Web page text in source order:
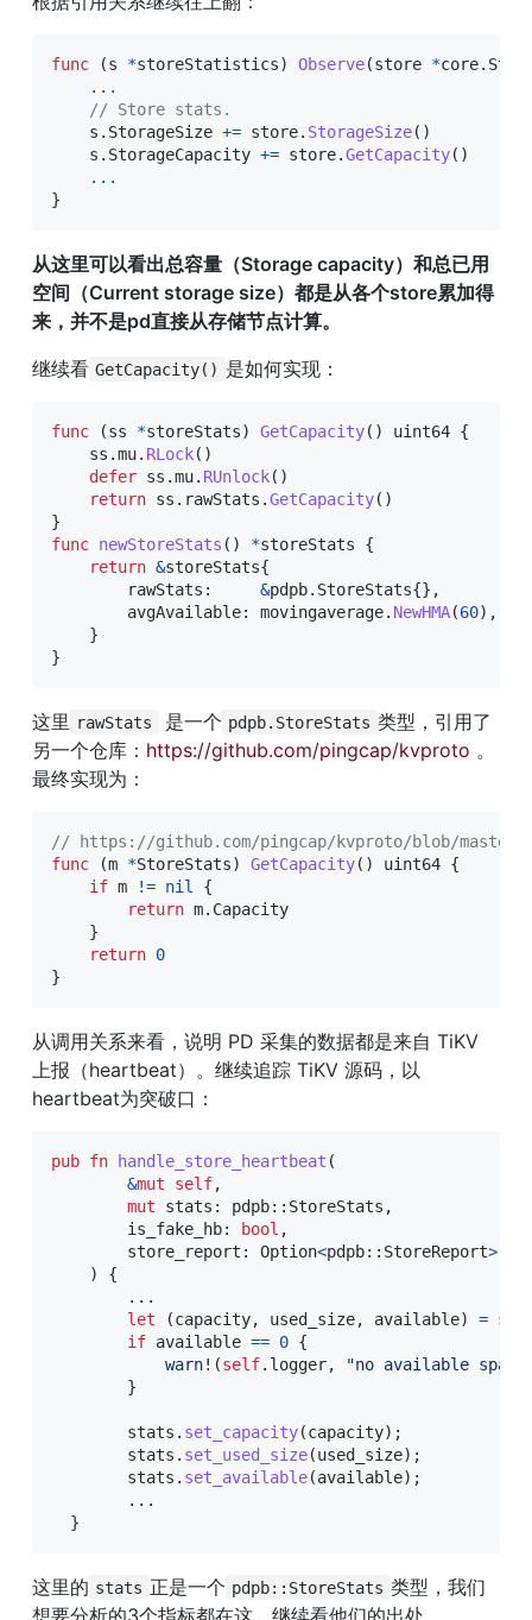
func (s *storeStatistics) Observe(store *core.
...
// Store stats.
    s
. StorageSize += store. StorageSize( )
    s
. StorageCapacity += store.GetCapacity( )
...
}
从这里可以看出总容量（Storage capacity）和总已用
空间（Current storage size）都是从各个store累加得
来，并不是pd直接从存储节点计算。
继续看 GetCapacity() 是如何实现：
func (ss *storeStats) GetCapacity( ) uint64 {
    ss
.mu. RLock( )
defer ss .mu. RUnlock( )
return ss . rawStats .GetCapacity( )
}
func newStoreStats ( ) *storeStats {
return &storeStats{
        rawStats
: &pdpb. StoreStats{} ,
        avgAvailable
: movingaverage. NewHMA(60) ,
}
}
这里 rawStats 是一个 pdpb.StoreStats 类型，引用了
另一个仓库： https://github.com/pingcap/kvproto 。
最终实现为：
// https://github.com/pingcap/kvproto/blob/master/
func
(m *StoreStats) GetCapacity( ) uint64 {
if m != nil
{
return m. Capacity
}
return 0
}
从调用关系来看，说明 PD 采集的数据都是来自 TiKV
上报（heartbeat）。继续追踪 TiKV 源码，以
heartbeat为突破口：
pub fn handle_store_heartbeat (
&mut self,
mut stats : pdpb:: StoreStats ,
        is_fake_hb
: bool ,
        store_report
: Option<pdpb:: StoreReport>
)
{
...
let
(capacity, used_size, available) =
if available == 0 {
warn! (self. logger,
"no available
}
        stats
. set_capacity(capacity) ;
        stats
. set_used_size(used_size) ;
        stats
. set_available(available) ;
...
}
这里的 stats 正是一个 pdpb::StoreStats 类型，我们
想要分析的3个指标都在这，继续看他们的出处